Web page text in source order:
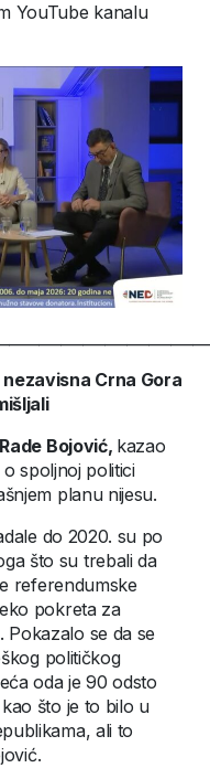
YouTube kanalu
Crna Gora
Bojović, kazao
spoljnoj politici
planu nijesu.
do 2020. su po
što su trebali da
referendumske
pokreta za
se da se
političkog
oda je 90 odsto
što je to bilo u
ali to